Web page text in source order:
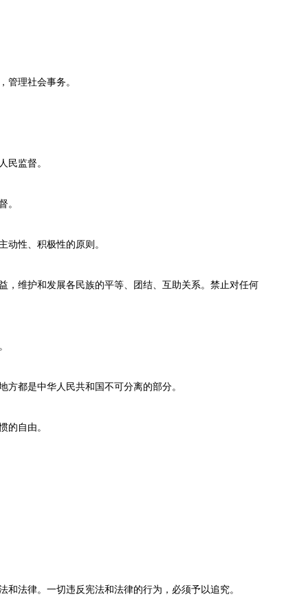
理社会事务。
监督。
。
性、积极性的原则。
维护和发展各民族的平等、团结、互助关系。禁止对任何
都是中华人民共和国不可分离的部分。
自由。
法律。一切违反宪法和法律的行为，必须予以追究。